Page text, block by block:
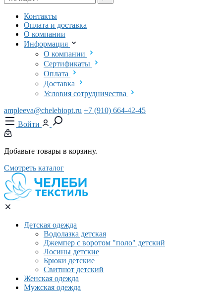
Контакты
Оплата и доставка
О компании
Информация
О компании
Сертификаты
Оплата
Доставка
Условия сотрудничества
ampleeva@chelebiopt.ru +7 (910) 664-42-45
Войти
Добавьте товары в корзину.
Смотреть каталог
Детская одежда
Водолазка детская
Джемпер с воротом "поло" детский
Лосины детские
Брюки детские
Свитшот детский
Женская одежда
Мужская одежда